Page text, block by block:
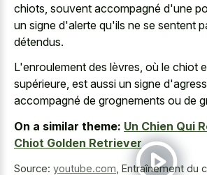
chiots, souvent accompagné d'une
un signe d'alerte qu'ils ne se sentent
détendus.
L'enroulement des lèvres, où le chiot
supérieure, est aussi un signe
accompagné de grognements ou de
On a similar theme: Un Chien Qui
Chiot Golden Retriever
Source: youtube.com Entraînement du